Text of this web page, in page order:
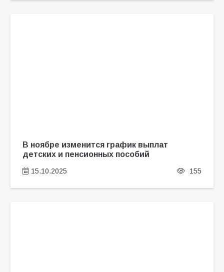
В ноябре изменится график выплат
детских и пенсионных пособий
15.10.2025 155